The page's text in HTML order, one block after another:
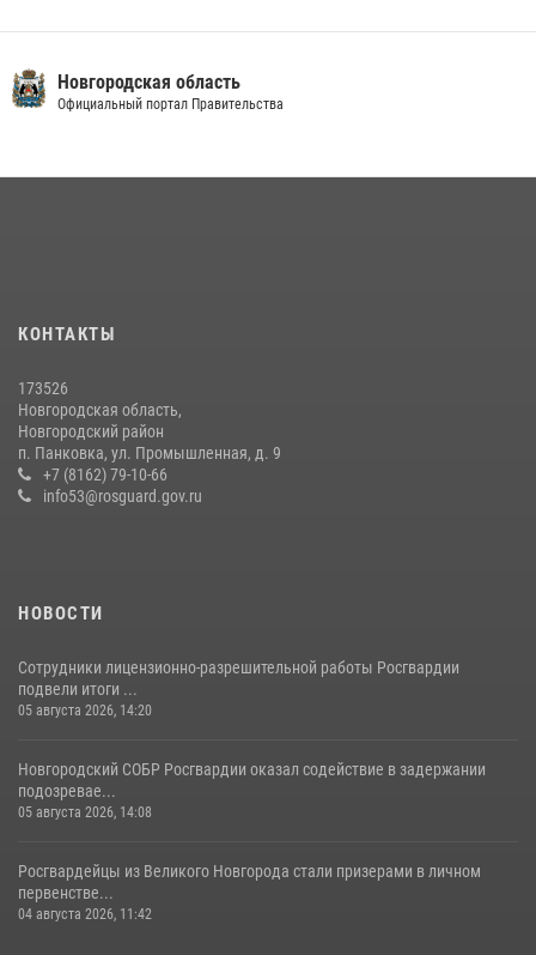
04 августа 2026, 09:13 5
подвел итоги служебной деятельности сотрудников
вневедомственной охраны за первое полугодие 2026 года
22 июля 2026, 12:33 6
Новгородская область
Официальный портал Правительства
КОНТАКТЫ
173526
Новгородская область,
Новгородский район
п. Панковка, ул. Промышленная, д. 9
+7 (8162) 79-10-66
info53@rosguard.gov.ru
НОВОСТИ
Сотрудники лицензионно-разрешительной работы Росгвардии
подвели итоги ...
05 августа 2026, 14:20
Новгородский СОБР Росгвардии оказал содействие в задержании
подозревае...
05 августа 2026, 14:08
Росгвардейцы из Великого Новгорода стали призерами в личном
первенстве...
04 августа 2026, 11:42